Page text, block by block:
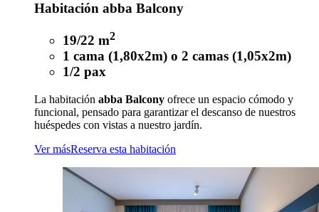
Habitación abba Balcony
19/22 m2
1 cama (1,80x2m) o 2 camas (1,05x2m)
1/2 pax
La habitación abba Balcony ofrece un espacio cómodo y
funcional, pensado para garantizar el descanso de nuestros
huéspedes con vistas a nuestro jardín.
Ver másReserva esta habitación